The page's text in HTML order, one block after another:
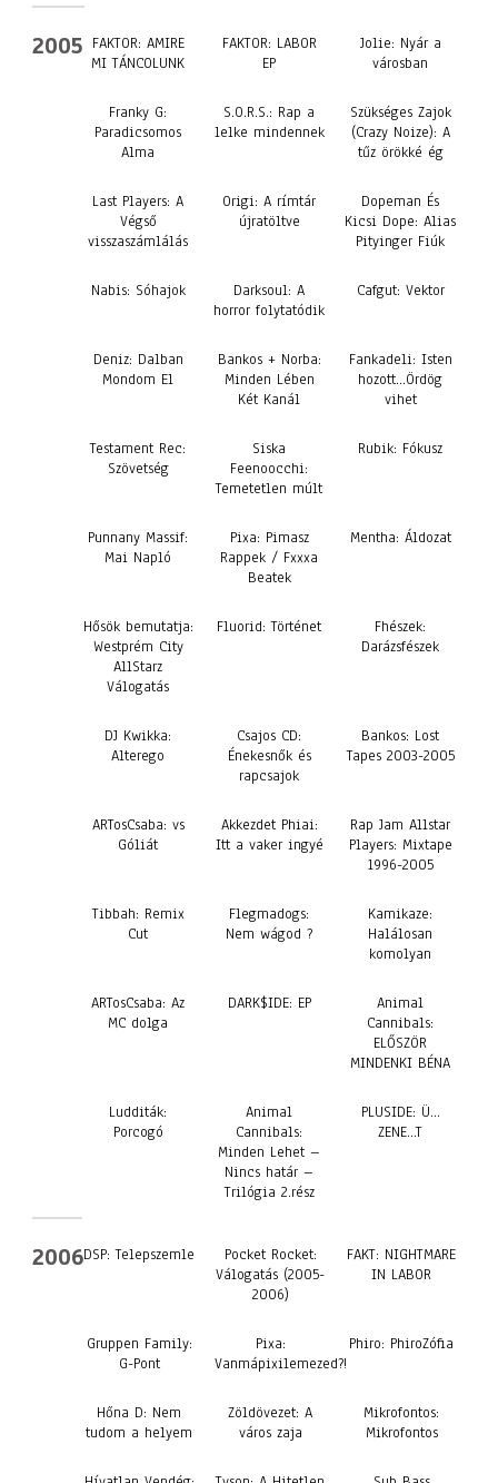
2005 FAKTOR: AMIRE
MI TÁNCOLUNK
FAKTOR: LABOR
EP
Jolie: Nyár a
városban
Franky G:
Paradicsomos
Alma
S.O.R.S.: Rap a
lelke mindennek
Szükséges Zajok
(Crazy Noize): A
tűz örökké ég
Last Players: A
Végső
visszaszámlálás
Origi: A rímtár
újratöltve
Dopeman És
Kicsi Dope: Alias
Pityinger Fiúk
Nabis: Sóhajok
Darksoul: A
horror folytatódik
Cafgut: Vektor
Deniz: Dalban
Mondom El
Bankos + Norba:
Minden Lében
Két Kanál
Fankadeli: Isten
hozott…Ördög
vihet
Testament Rec:
Szövetség
Siska
Feenoocchi:
Temetetlen múlt
Rubik: Fókusz
Punnany Massif:
Mai Napló
Pixa: Pimasz
Rappek / Fxxxa
Beatek
Mentha: Áldozat
Hősök bemutatja:
Westprém City
AllStarz
Válogatás
Fluorid: Történet
Fhészek:
Darázsfészek
DJ Kwikka:
Alterego
Csajos CD:
Énekesnők és
rapcsajok
Bankos: Lost
Tapes 2003-2005
ARTosCsaba: vs
Góliát
Akkezdet Phiai:
Itt a vaker ingyé
Rap Jam Allstar
Players: Mixtape
1996-2005
Tibbah: Remix
Cut
Flegmadogs:
Nem wágod ?
Kamikaze:
Halálosan
komolyan
ARTosCsaba: Az
MC dolga
DARK$IDE: EP
Animal
Cannibals:
ELŐSZÖR
MINDENKI BÉNA
Ludditák:
Porcogó
Animal
Cannibals:
Minden Lehet –
Nincs határ –
Trilógia 2.rész
PLUSIDE: Ü…
ZENE…T
2006DSP: Telepszemle
Pocket Rocket:
Válogatás (2005-
2006)
FAKT: NIGHTMARE
IN LABOR
Gruppen Family:
G-Pont
Pixa:
Vanmápixilemezed?!
Phiro: PhiroZófia
Hőna D: Nem
tudom a helyem
Zöldövezet: A
város zaja
Mikrofontos:
Mikrofontos